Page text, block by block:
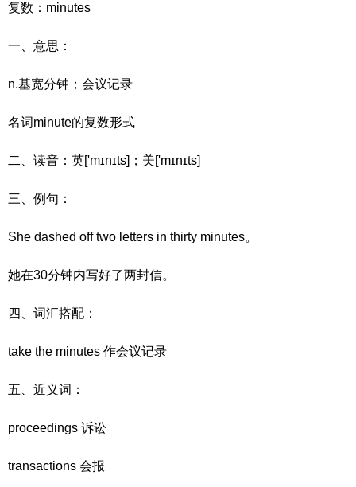
复数：minutes
一、意思：
n.基宽分钟；会议记录
名词minute的复数形式
二、读音：英['mɪnɪts]；美['mɪnɪts]
三、例句：
She dashed off two letters in thirty minutes。
她在30分钟内写好了两封信。
四、词汇搭配：
take the minutes 作会议记录
五、近义词：
proceedings 诉讼
transactions 会报